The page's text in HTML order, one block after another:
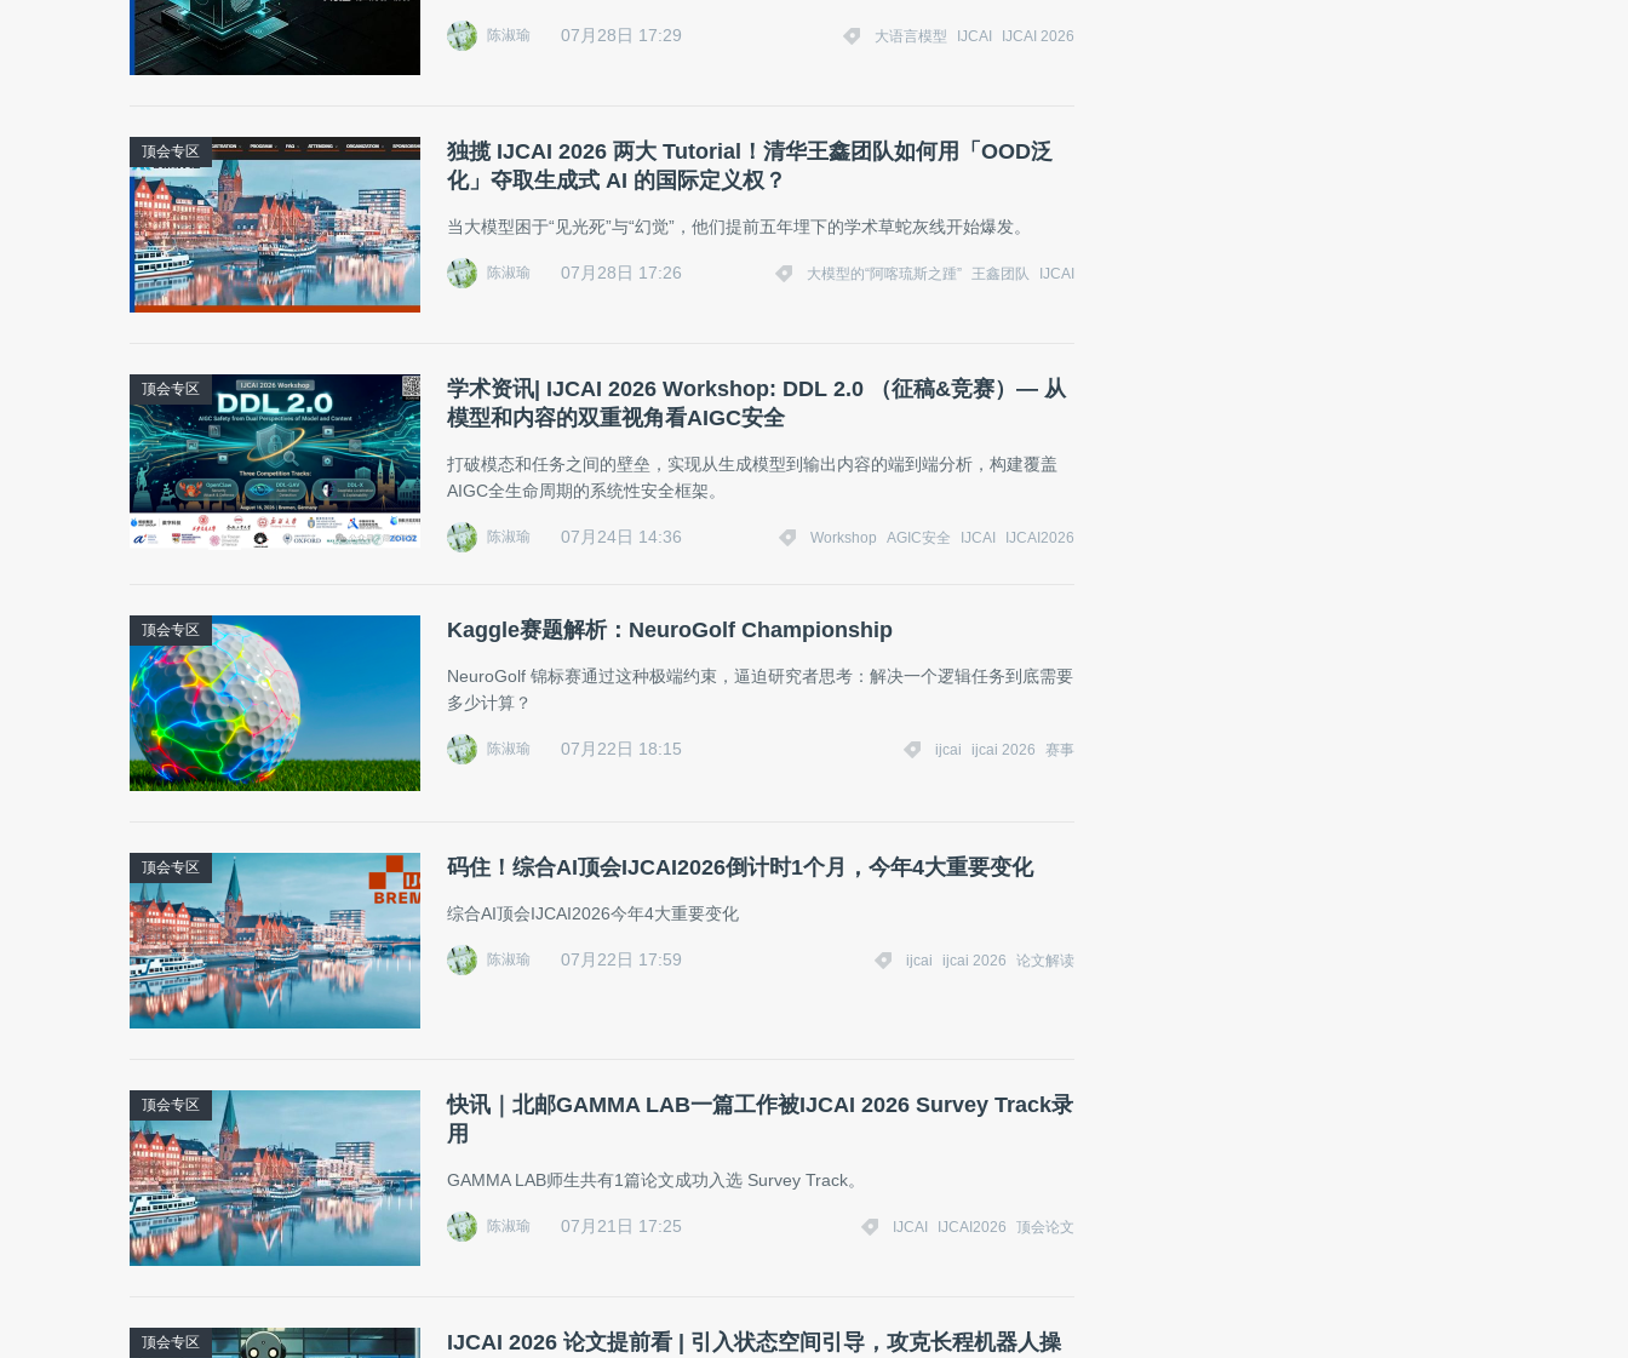
陈淑瑜 07月28日 17:29 大语言模型 IJCAI IJCAI 2026
顶会专区
独揽 IJCAI 2026 两大 Tutorial！清华王鑫团队如何用「OOD泛
化」夺取生成式 AI 的国际定义权？
当大模型困于“见光死”与“幻觉”，他们提前五年埋下的学术草蛇灰线开始爆发。
陈淑瑜 07月28日 17:26 大模型的“阿喀琉斯之踵” 王鑫团队 IJCAI
顶会专区
学术资讯| IJCAI 2026 Workshop: DDL 2.0 （征稿&竞赛）— 从
模型和内容的双重视角看AIGC安全
打破模态和任务之间的壁垒，实现从生成模型到输出内容的端到端分析，构建覆盖
AIGC全生命周期的系统性安全框架。
陈淑瑜 07月24日 14:36 Workshop AGIC安全 IJCAI IJCAI2026
顶会专区 Kaggle赛题解析：NeuroGolf Championship
NeuroGolf 锦标赛通过这种极端约束，逼迫研究者思考：解决一个逻辑任务到底需要
多少计算？
陈淑瑜 07月22日 18:15 ijcai ijcai 2026 赛事
顶会专区 码住！综合AI顶会IJCAI2026倒计时1个月，今年4大重要变化
综合AI顶会IJCAI2026今年4大重要变化
陈淑瑜 07月22日 17:59 ijcai ijcai 2026 论文解读
顶会专区
快讯｜北邮GAMMA LAB一篇工作被IJCAI 2026 Survey Track录
用
GAMMA LAB师生共有1篇论文成功入选 Survey Track。
陈淑瑜 07月21日 17:25 IJCAI IJCAI2026 顶会论文
顶会专区
IJCAI 2026 论文提前看 | 引入状态空间引导，攻克长程机器人操